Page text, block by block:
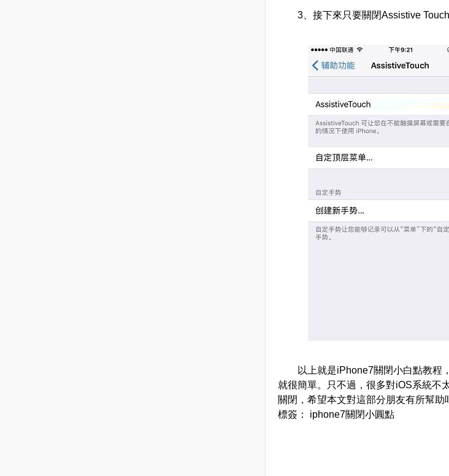
3、接下來只要關閉Assistive
以上就是iPhone7關閉小白點教程
就很簡單。只不過，很多對iOS系統不
關閉，希望本文對這部分朋友有所幫助
標簽： iphone7關閉小圓點